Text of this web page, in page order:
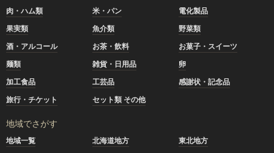
肉・ハム類 米・パン
電化製品
果実類
魚介類
野菜類
酒・アルコール
お茶・飲料
お菓子・スイーツ
麺類
雑貨・日用品
卵
加工食品
工芸品
感謝状・記念品
旅行・チケット
セット類 その他
地域でさがす
地域一覧 北海道地方
東北地方